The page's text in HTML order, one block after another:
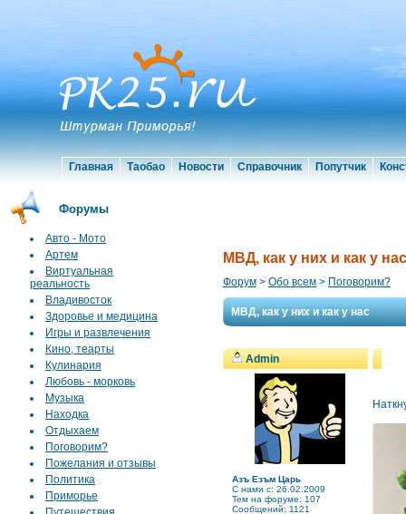
Главная Таобао Новости Справочник Попутчик
Форумы
Авто - Мото
Артем
Виртуальная
реальность
Владивосток
Здоровье и медицина
Игры и развлечения
Кино, теарты
Кулинария
Любовь - морковь
Музыка
Находка
Отдыхаем
Поговорим?
Пожелания и отзывы
Политика
Приморье
МВД, как у них и как у нас
Форум > Обо всем > Поговорим?
МВД, как у них и как у нас
Admin
Азъ Езъм Царь
C нами с: 26.02.2009
Тем на форуме: 107
Сообщений: 1121